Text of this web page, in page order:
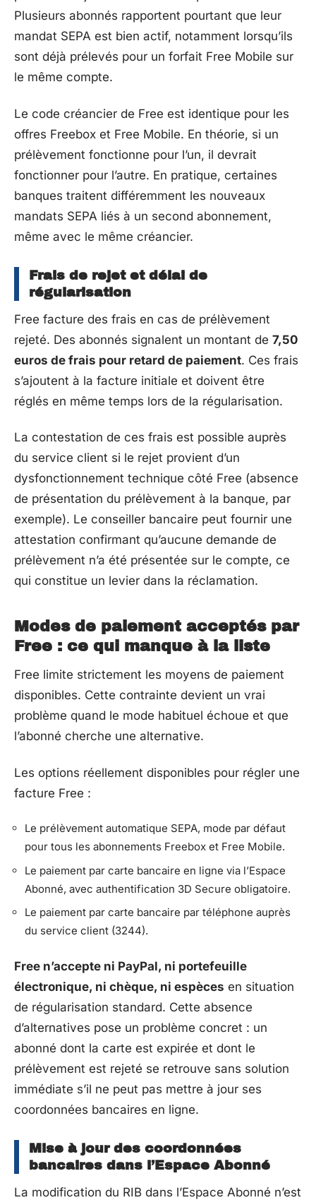
Plusieurs abonnés rapportent pourtant que leur
mandat SEPA est bien actif, notamment lorsqu’ils
sont déjà prélevés pour un forfait Free Mobile sur
le même compte.
Le code créancier de Free est identique pour les
offres Freebox et Free Mobile. En théorie, si un
prélèvement fonctionne pour l’un, il devrait
fonctionner pour l’autre. En pratique, certaines
banques traitent différemment les nouveaux
mandats SEPA liés à un second abonnement,
même avec le même créancier.
Frais de rejet et délai de
régularisation
Free facture des frais en cas de prélèvement
rejeté. Des abonnés signalent un montant de 7,50
euros de frais pour retard de paiement. Ces frais
s’ajoutent à la facture initiale et doivent être
réglés en même temps lors de la régularisation.
La contestation de ces frais est possible auprès
du service client si le rejet provient d’un
dysfonctionnement technique côté Free (absence
de présentation du prélèvement à la banque, par
exemple). Le conseiller bancaire peut fournir une
attestation confirmant qu’aucune demande de
prélèvement n’a été présentée sur le compte, ce
qui constitue un levier dans la réclamation.
Modes de paiement acceptés par
Free : ce qui manque à la liste
Free limite strictement les moyens de paiement
disponibles. Cette contrainte devient un vrai
problème quand le mode habituel échoue et que
l’abonné cherche une alternative.
Les options réellement disponibles pour régler une
facture Free :
Le prélèvement automatique SEPA, mode par défaut
pour tous les abonnements Freebox et Free Mobile.
Le paiement par carte bancaire en ligne via l’Espace
Abonné, avec authentification 3D Secure obligatoire.
Le paiement par carte bancaire par téléphone auprès
du service client (3244).
Free n’accepte ni PayPal, ni portefeuille
électronique, ni chèque, ni espèces en situation
de régularisation standard. Cette absence
d’alternatives pose un problème concret : un
abonné dont la carte est expirée et dont le
prélèvement est rejeté se retrouve sans solution
immédiate s’il ne peut pas mettre à jour ses
coordonnées bancaires en ligne.
Mise à jour des coordonnées
bancaires dans l’Espace Abonné
La modification du RIB dans l’Espace Abonné n’est